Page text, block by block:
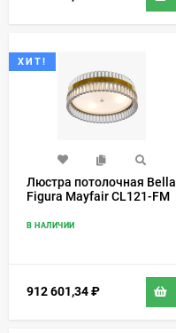
ХИТ!
Люстра потолочная Bella
Figura Mayfair CL121-FM
В НАЛИЧИИ
912 601,34₽